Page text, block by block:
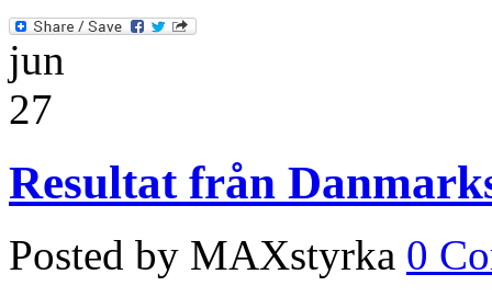
jun
27
Resultat från
Posted by MAXstyrka 0